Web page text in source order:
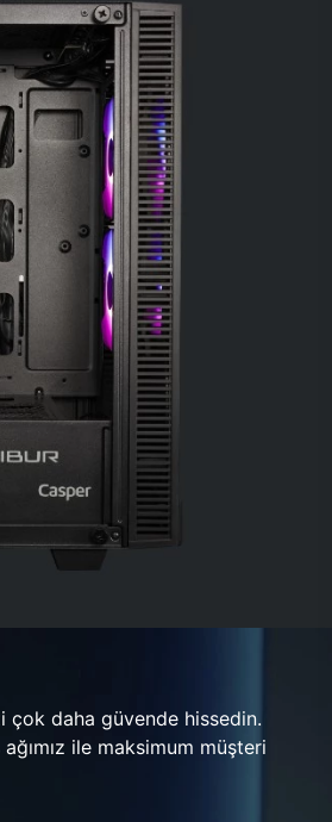
çok daha güvende hissedin.
ile maksimum müşteri